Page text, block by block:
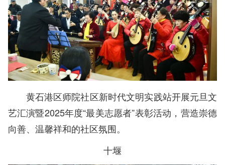
黄石港区师院社区新时代文明实践站开展元旦文
艺汇演暨2025年度“最美志愿者”表彰活动，营造崇德
向善、温馨祥和的社区氛围。
十堰